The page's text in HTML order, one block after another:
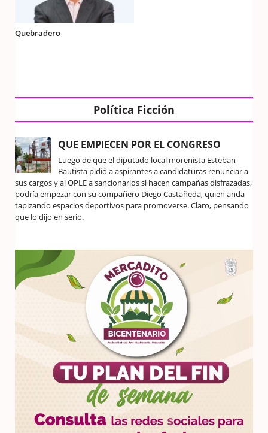
Quebradero
Política Ficción
QUE EMPIECEN POR EL CONGRESO
Luego de que el diputado local morenista Esteban
Bautista pidió a aspirantes a candidaturas renunciar a
sus cargos y al OPLE a sancionarlos si hacen campañas disfrazadas,
podría empezar con su compañero Diego Castañeda, quien anda
tapizando espacios deportivos para promoverse. Claro, pensando
que lo dijo en serio.